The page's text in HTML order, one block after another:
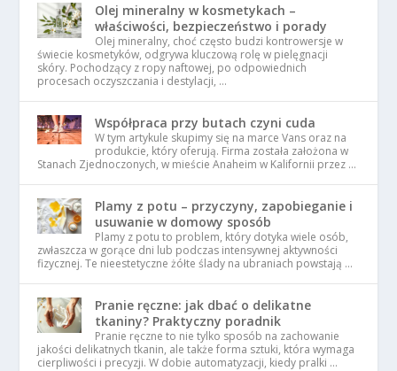
Olej mineralny w kosmetykach –
właściwości, bezpieczeństwo i porady
Olej mineralny, choć często budzi kontrowersje w
świecie kosmetyków, odgrywa kluczową rolę w pielęgnacji
skóry. Pochodzący z ropy naftowej, po odpowiednich
procesach oczyszczania i destylacji, …
Współpraca przy butach czyni cuda
W tym artykule skupimy się na marce Vans oraz na
produkcie, który oferują. Firma została założona w
Stanach Zjednoczonych, w mieście Anaheim w Kalifornii przez …
Plamy z potu – przyczyny, zapobieganie i
usuwanie w domowy sposób
Plamy z potu to problem, który dotyka wiele osób,
zwłaszcza w gorące dni lub podczas intensywnej aktywności
fizycznej. Te nieestetyczne żółte ślady na ubraniach powstają …
Pranie ręczne: jak dbać o delikatne
tkaniny? Praktyczny poradnik
Pranie ręczne to nie tylko sposób na zachowanie
jakości delikatnych tkanin, ale także forma sztuki, która wymaga
cierpliwości i precyzji. W dobie automatyzacji, kiedy pralki …